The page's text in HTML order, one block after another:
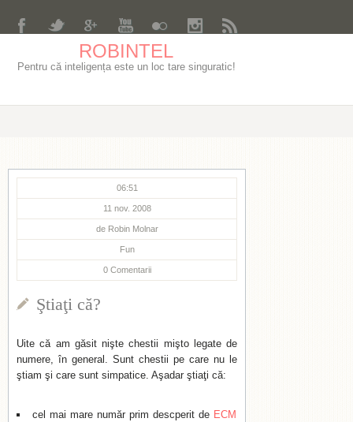
ROBINTEL
Pentru că inteligența este un loc tare singuratic!
06:51
11 nov. 2008
de Robin Molnar
Fun
0 Comentarii
Ştiaţi că?
Uite că am găsit nişte chestii mişto legate de
numere, în general. Sunt chestii pe care nu le
ştiam şi care sunt simpatice. Aşadar ştiaţi că:
cel mai mare număr prim descperit de ECM